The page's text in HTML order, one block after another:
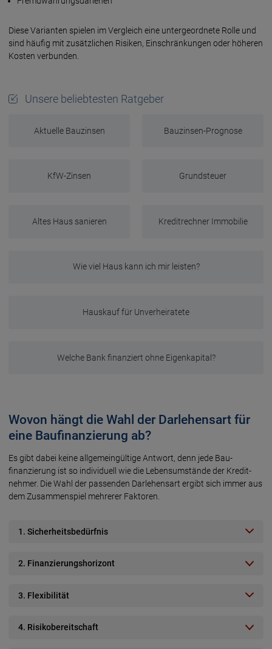
Diese Varianten spielen im Vergleich eine unter­geordnete Rolle und
sind häufig mit zusätzlichen Risiken, Einschränkungen oder höheren
Kosten verbunden.
Unsere beliebtesten Ratgeber
Aktuelle Bauzinsen Bauzinsen-Prognose
KfW-Zinsen Grundsteuer
Altes Haus sanieren Kreditrechner Immobilie
Wie viel Haus kann ich mir leisten?
Hauskauf für Unverheiratete
Welche Bank finanziert ohne Eigenkapital?
Wovon hängt die Wahl der Darlehensart für
eine Baufinanzierung ab?
Es gibt dabei keine allgemein­gültige Antwort, denn jede Bau­
finanzierung ist so individuell wie die Lebens­umstände der Kredit­
nehmer. Die Wahl der passenden Darlehens­art ergibt sich immer aus
dem Zusammen­spiel mehrerer Faktoren.
1. Sicherheitsbedürfnis
2. Finanzierungshorizont
3. Flexibilität
4. Risikobereitschaft